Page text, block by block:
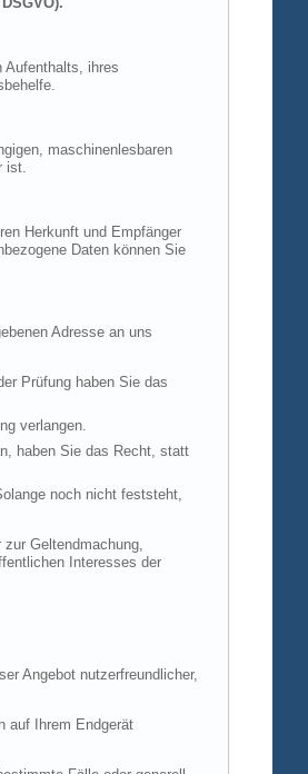
Aufenthalts, ihres
maschinenlesbaren
ist.
Herkunft und Empfänger
Daten können Sie
Adresse an uns
Prüfung haben Sie das
verlangen.
haben Sie das Recht, statt
noch nicht feststeht,
Geltendmachung,
Interesses der
Angebot nutzerfreundlicher,
auf Ihrem Endgerät